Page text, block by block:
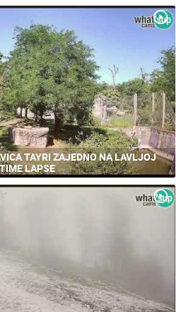
TAYRI ZAJEDNO NA LAVLJOJ
LAPSE